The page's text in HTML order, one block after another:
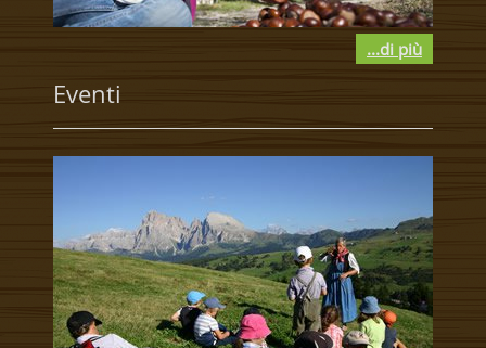
...di più
Eventi